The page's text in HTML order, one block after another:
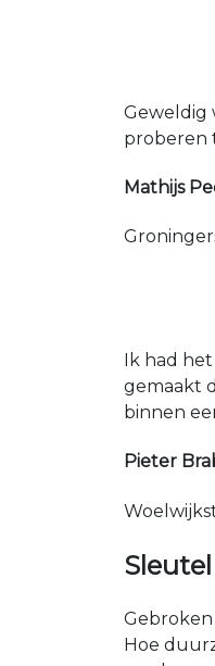
Geweldig
proberen
Mathijs
Ik had
gemaakt
binnen
Pieter
Hoe